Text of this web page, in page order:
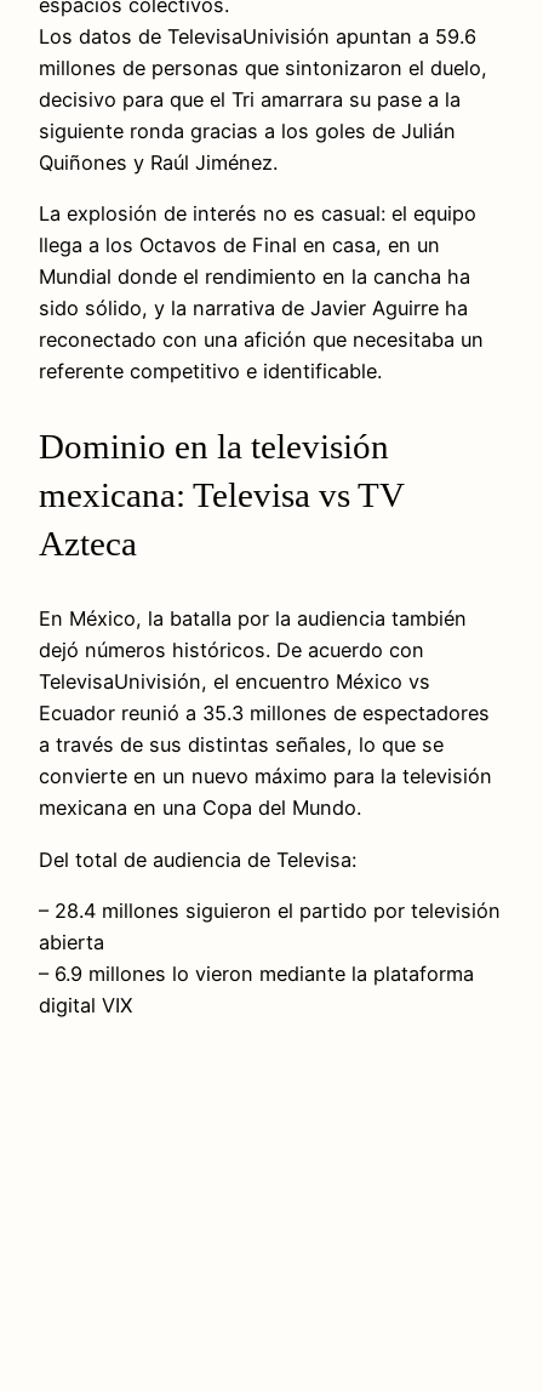
Los datos de TelevisaUnivisión apuntan a 59.6
millones de personas que sintonizaron el duelo,
decisivo para que el Tri amarrara su pase a la
siguiente ronda gracias a los goles de Julián
Quiñones y Raúl Jiménez.
La explosión de interés no es casual: el equipo
llega a los Octavos de Final en casa, en un
Mundial donde el rendimiento en la cancha ha
sido sólido, y la narrativa de Javier Aguirre ha
reconectado con una afición que necesitaba un
referente competitivo e identificable.
Dominio en la televisión
mexicana: Televisa vs TV
Azteca
En México, la batalla por la audiencia también
dejó números históricos. De acuerdo con
TelevisaUnivisión, el encuentro México vs
Ecuador reunió a 35.3 millones de espectadores
a través de sus distintas señales, lo que se
convierte en un nuevo máximo para la televisión
mexicana en una Copa del Mundo.
Del total de audiencia de Televisa:
– 28.4 millones siguieron el partido por televisión
abierta
– 6.9 millones lo vieron mediante la plataforma
digital VIX